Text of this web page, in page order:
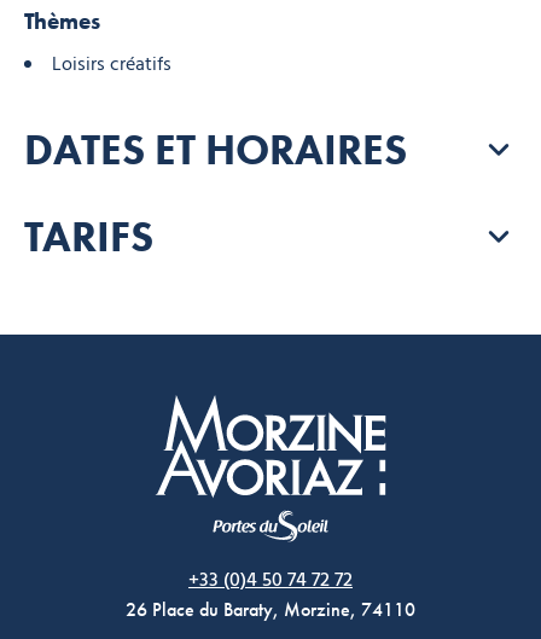
Thèmes
Loisirs créatifs
DATES ET HORAIRES
TARIFS
+33 (0)4 50 74 72 72
26 Place du Baraty, Morzine, 74110